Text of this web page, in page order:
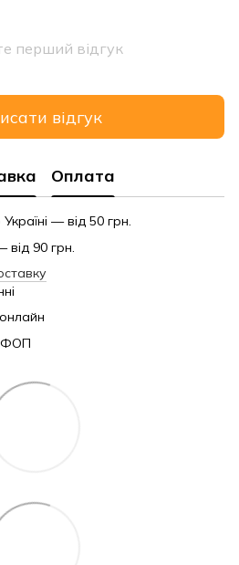
перший відгук
відгук
Оплата
— від 50 грн.
від 90 грн.
ФОП